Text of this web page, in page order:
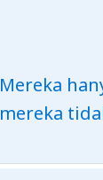
Mereka
mereka